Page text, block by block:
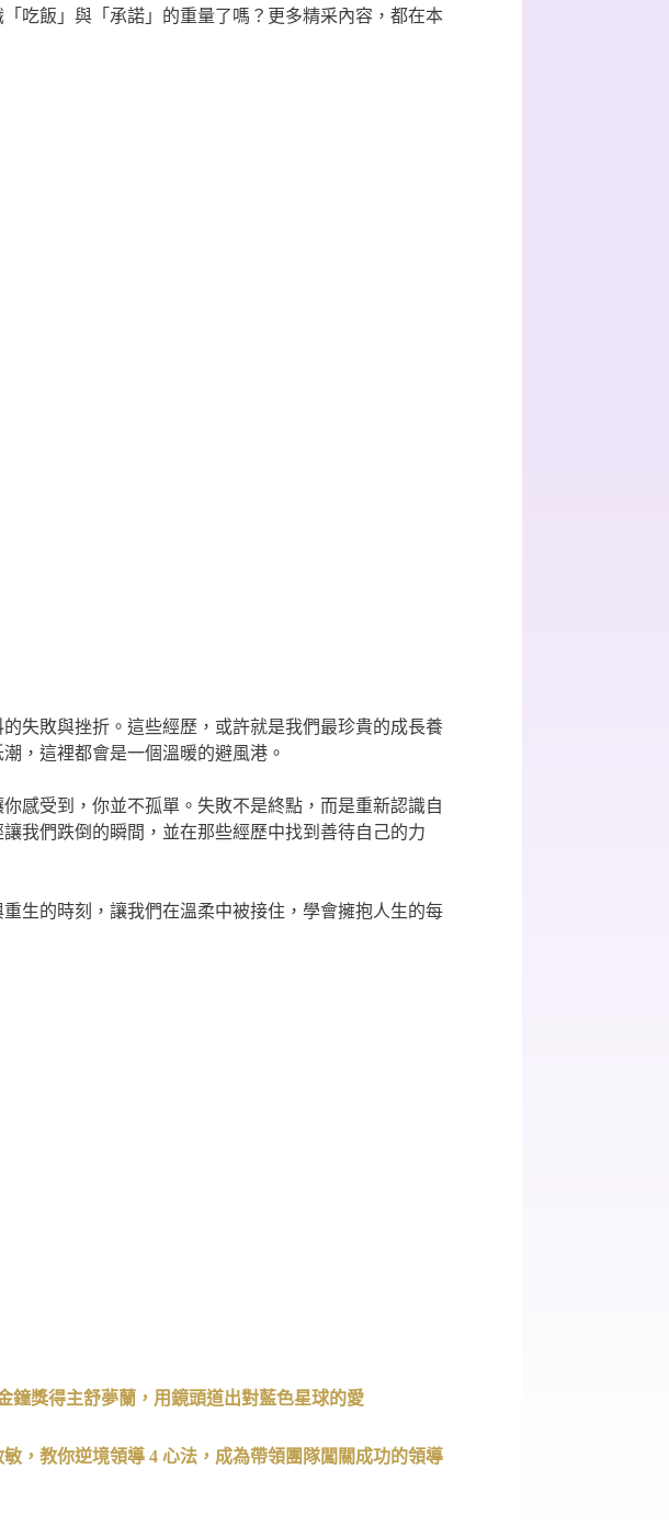
吃飯」與「承諾」的重量了嗎？更多精采內容，都在本
失敗與挫折。這些經歷，或許就是我們最珍貴的成長養
，這裡都會是一個溫暖的避風港。
感受到，你並不孤單。失敗不是終點，而是重新認識自
我們跌倒的瞬間，並在那些經歷中找到善待自己的力
生的時刻，讓我們在溫柔中被接住，學會擁抱人生的每
獎得主舒夢蘭，用鏡頭道出對藍色星球的愛
，教你逆境領導 4 心法，成為帶領團隊闖關成功的領導